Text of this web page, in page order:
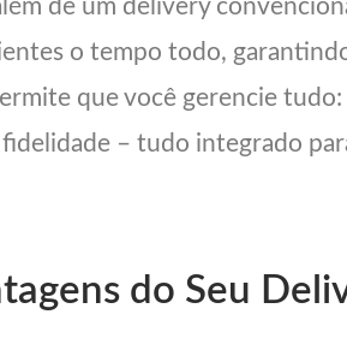
de um delivery
o tempo todo,
que você gerencie
– tudo integrado
do Seu